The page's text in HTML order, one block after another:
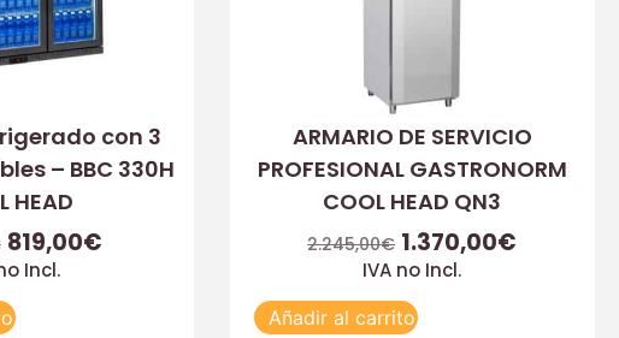
con 3
– BBC 330H
HEAD
819,00€
Incl.
ARMARIO DE SERVICIO
PROFESIONAL GASTRONORM
COOL HEAD QN3
2.245,00€ 1.370,00€
IVA no Incl.
Añadir al carrito